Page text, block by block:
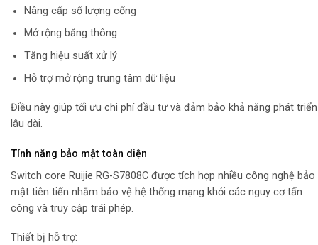
Nâng cấp số lượng cổng
Mở rộng băng thông
Tăng hiệu suất xử lý
Hỗ trợ mở rộng trung tâm dữ liệu
Điều này giúp tối ưu chi phí đầu tư và đảm bảo khả năng phát triển
lâu dài.
Tính năng bảo mật toàn diện
Switch core Ruijie RG-S7808C được tích hợp nhiều công nghệ bảo
mật tiên tiến nhằm bảo vệ hệ thống mạng khỏi các nguy cơ tấn
công và truy cập trái phép.
Thiết bị hỗ trợ: